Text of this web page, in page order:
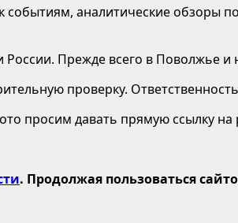
аналитические обзоры
России. Прежде всего в Поволжье и
проверку.
просим давать прямую ссылку
. Продолжая пользоваться